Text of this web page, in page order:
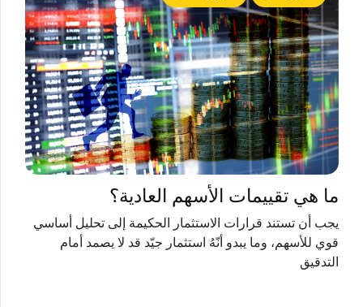
ما هي تقييمات الأسهم العادية؟
يجب أن تستند قرارات الاستثمار الحكيمة إلى تحليل أساسي
قوي للأسهم، وما يبدو أنّهُ استثمار جيّد قد لا يصمد أمام
التدقيق